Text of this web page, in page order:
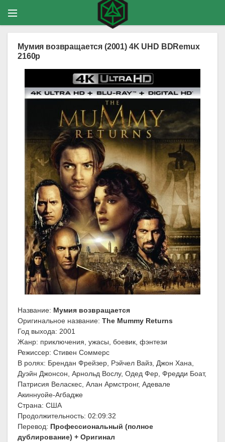
Мумия возвращается (2001) 4K UHD BDRemux
2160p
Название: Мумия возвращается
Оригинальное название: The Mummy Returns
Год выхода: 2001
Жанр: приключения, ужасы, боевик, фэнтези
Режиссер: Стивен Соммерс
В ролях: Брендан Фрейзер, Рэйчел Вайз, Джон Хана,
Дуэйн Джонсон, Арнольд Вослу, Одед Фер, Фредди Боат,
Патрисия Веласкес, Алан Армстронг, Адевале
Акиннуойе-Агбадже
Страна: США
Продолжительность: 02:09:32
Перевод: Профессиональный (полное
дублирование) + Оригинал